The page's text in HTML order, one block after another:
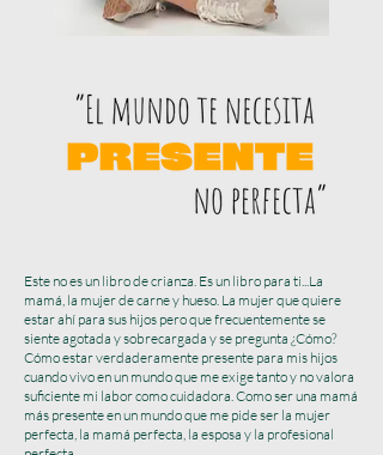
​Este no es un libro de crianza. Es un libro para ti...La
mamá, la mujer de carne y hueso. La mujer que quiere
estar ahí para sus hijos pero que frecuentemente se
siente agotada y sobrecargada y se pregunta ¿Cómo?
Cómo estar verdaderamente presente para mis hijos
cuando vivo en un mundo que me exige tanto y no valora
suficiente mi labor como cuidadora. Como ser una mamá
más presente en un mundo que me pide ser la mujer
perfecta, la mamá perfecta, la esposa y la profesional